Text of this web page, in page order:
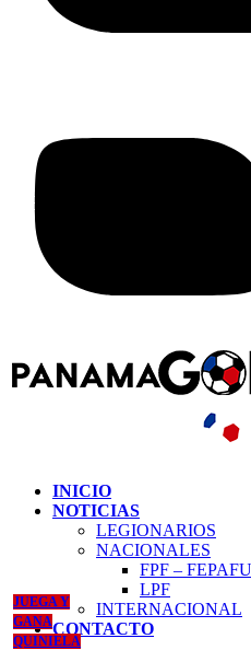
INICIO
NOTICIAS
LEGIONARIOS
NACIONALES
FPF –
LPF
INTERNACIONAL
CONTACTO
JUEGA Y
GANA
QUINIELA